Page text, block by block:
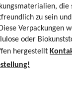
zu sein
Verpackungen
oder
hergestellt